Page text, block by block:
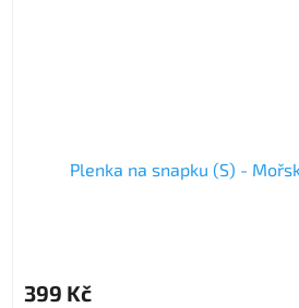
Plenka na snapku (S) -
399 Kč